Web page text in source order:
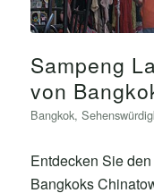
Sampeng
von
Bangkok,
Entdecken Sie
Bangkoks